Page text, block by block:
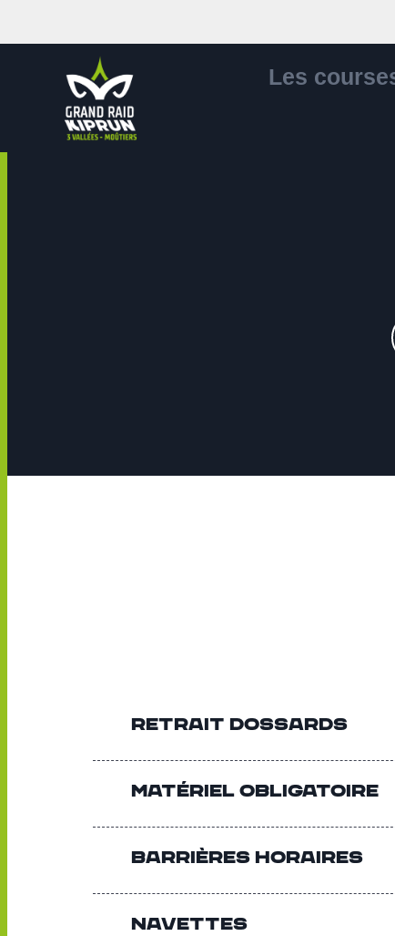
Les
Retrait dossards
Matériel Obligatoire
Barrières horaires
Navettes